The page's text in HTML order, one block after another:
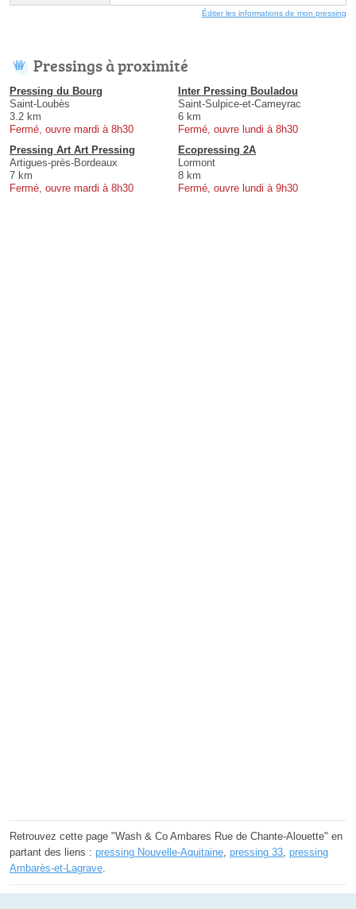
Éditer les informations de mon pressing
Pressings à proximité
Pressing du Bourg
Saint-Loubès
3.2 km
Fermé, ouvre mardi à 8h30
Inter Pressing Bouladou
Saint-Sulpice-et-Cameyrac
6 km
Fermé, ouvre lundi à 8h30
Pressing Art Art Pressing
Artigues-près-Bordeaux
7 km
Fermé, ouvre mardi à 8h30
Ecopressing 2A
Lormont
8 km
Fermé, ouvre lundi à 9h30
Retrouvez cette page "Wash & Co Ambares Rue de Chante-Alouette" en
partant des liens : pressing Nouvelle-Aquitaine, pressing 33, pressing
Ambarès-et-Lagrave.